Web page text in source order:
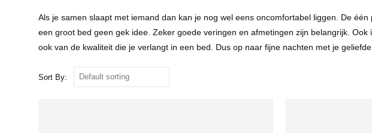
Als je samen slaapt met iemand dan kan je nog wel eens oncomfortabel liggen. De
een groot bed geen gek idee. Zeker goede veringen en afmetingen zijn belangrijk.
ook van de kwaliteit die je verlangt in een bed. Dus op naar fijne nachten met je
Sort By: